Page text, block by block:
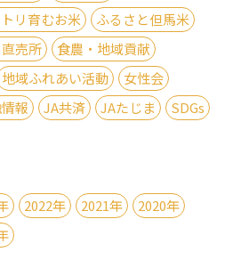
リ育むお米
ふるさと但馬米
売所
食農・地域貢献
地域ふれあい活動
女性会
報 JA共済 JAたじま
SDGs
2022年 2021年
2020年